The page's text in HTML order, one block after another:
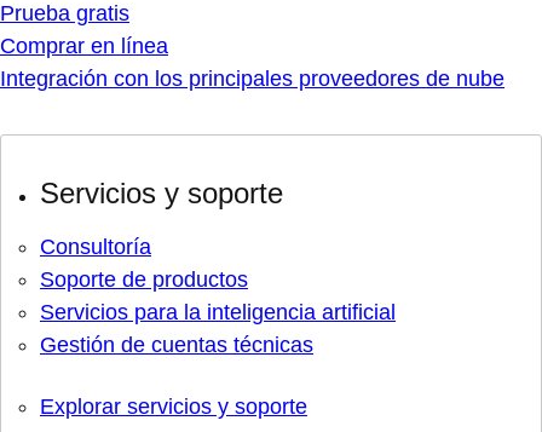
Prueba gratis
Comprar en línea
Integración con los principales proveedores de nube
Servicios y soporte
Consultoría
Soporte de productos
Servicios para la inteligencia artificial
Gestión de cuentas técnicas
Explorar servicios y soporte